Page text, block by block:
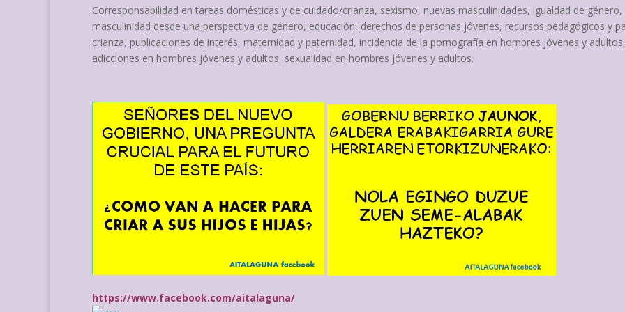
Corresponsabilidad en tareas domésticas y de cuidado/crianza, sexismo, nuevas masculinidades, igualdad de género,
masculinidad desde una perspectiva de género, educación, derechos de personas jóvenes, recursos pedagógicos y
crianza, publicaciones de interés, maternidad y paternidad, incidencia de la pornografía en hombres jóvenes y adultos,
adicciones en hombres jóvenes y adultos, sexualidad en hombres jóvenes y adultos.
https://www.facebook.com/aitalaguna/